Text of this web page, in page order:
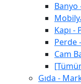
Banyo
Kapı -
Perde
Cam
Gıda -